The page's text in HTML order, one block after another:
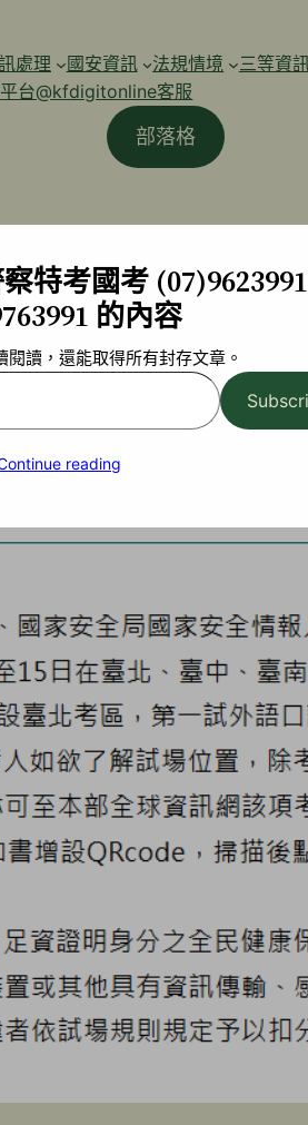
處理 國安資訊 法規情境 三等資
台@kfdigitonline客服
部落格
特考國考
的內容
閱讀，還能取得所有封存文章。
reading